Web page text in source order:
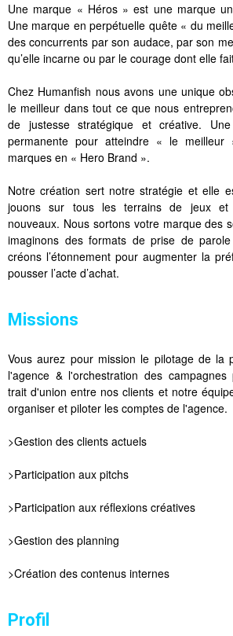
Une marque « Héros » est une marque
Une marque en perpétuelle quête « du
des concurrents par son audace, par son
qu’elle incarne ou par le courage dont elle
Chez Humanfish nous avons une unique
le meilleur dans tout ce que nous
de justesse stratégique et créative.
permanente pour atteindre « le
marques en « Hero Brand ».
Notre création sert notre stratégie et elle
jouons sur tous les terrains de jeux
nouveaux. Nous sortons votre marque des
imaginons des formats de prise de
créons l’étonnement pour augmenter la
pousser l’acte d’achat.
Missions
Vous aurez pour mission le pilotage de la
l'agence & l'orchestration des campagnes
trait d'union entre nos clients et notre
organiser et piloter les comptes de l'agence.
>Gestion des clients actuels
>Participation aux pitchs
>Participation aux réflexions créatives
>Gestion des planning
>Création des contenus internes
Profil